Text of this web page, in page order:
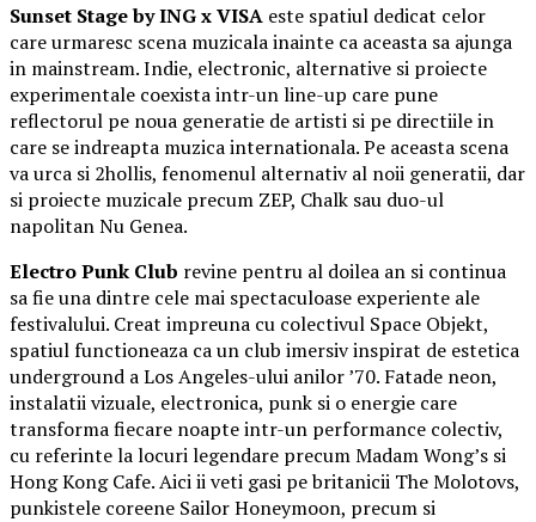
Sunset Stage by ING x VISA este spatiul dedicat celor
care urmaresc scena muzicala inainte ca aceasta sa ajunga
in mainstream. Indie, electronic, alternative si proiecte
experimentale coexista intr-un line-up care pune
reflectorul pe noua generatie de artisti si pe directiile in
care se indreapta muzica internationala. Pe aceasta scena
va urca si 2hollis, fenomenul alternativ al noii generatii, dar
si proiecte muzicale precum ZEP, Chalk sau duo-ul
napolitan Nu Genea.
Electro Punk Club revine pentru al doilea an si continua
sa fie una dintre cele mai spectaculoase experiente ale
festivalului. Creat impreuna cu colectivul Space Objekt,
spatiul functioneaza ca un club imersiv inspirat de estetica
underground a Los Angeles-ului anilor ’70. Fatade neon,
instalatii vizuale, electronica, punk si o energie care
transforma fiecare noapte intr-un performance colectiv,
cu referinte la locuri legendare precum Madam Wong’s si
Hong Kong Cafe. Aici ii veti gasi pe britanicii The Molotovs,
punkistele coreene Sailor Honeymoon, precum si